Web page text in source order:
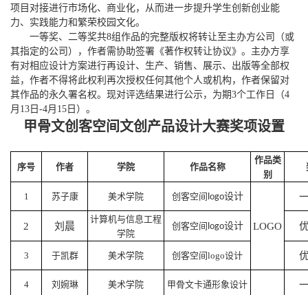
项目对接进行市场化、商业化，从而进一步提升学生创新创业能
力、实践能力和繁荣校园文化。
一等奖、二等奖共8组作品的完整版权将转让至主办方公司（或
其指定的公司），作者需协助签署《著作权转让协议》。主办方享
有对相应设计方案进行再设计、生产、销售、展示、出版等全部权
益，作者不得将此权利再次授权任何其他个人或机构，作者保留对
其作品的永久署名权。现对评选结果进行公示，为期3个工作日（4
月13日-4月15日）。
甲骨文创客空间文创产品设计大赛奖项设置
序号 作者 学院 作品名称
作品类
别
1 苏子康 美术学院 创客空间 logo设计
LOGO
2 刘晨
计算机与信息工程
学院
创客空间 logo设计
3 于凯群 美术学院 创客空间logo设计
4 刘婉琳 美术学院 甲骨文卡通形象设计